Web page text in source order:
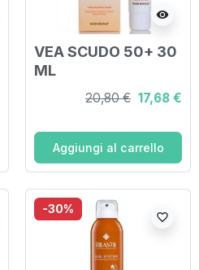
visibility
VEA SCUDO 50+ 30
ML
20,80 € 17,68 €
Aggiungi al carrello
-30%
favorite_border